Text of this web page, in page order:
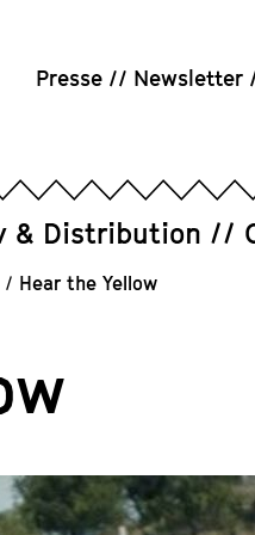
Presse Newsletter
& Distribution
/ Hear the Yellow